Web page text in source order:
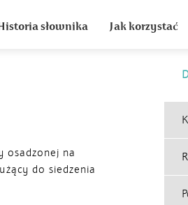
słownika Jak korzystać
osadzonej na
do siedzenia